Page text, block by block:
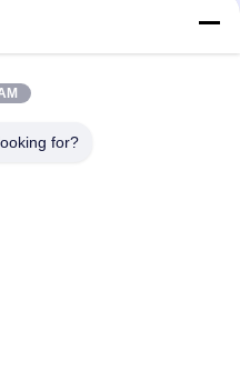
Alle
Militärsperre
for?